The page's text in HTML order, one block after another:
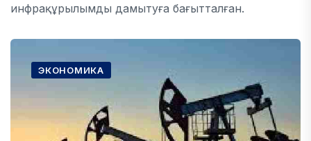
инфрақұрылымды дамытуға бағытталған.
ЭКОНОМИКА